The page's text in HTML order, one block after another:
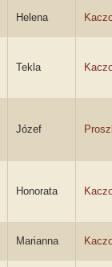
Helena
Tekla
Józef
Honorata
Marianna